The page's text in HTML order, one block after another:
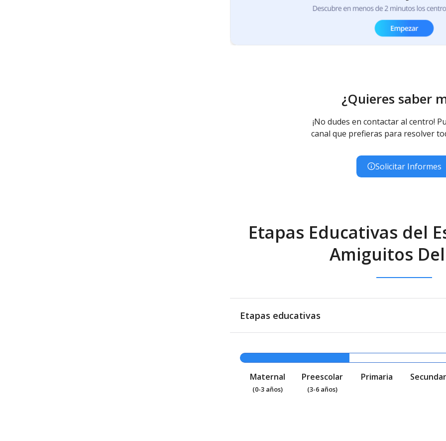
¿Quieres saber
¡No dudes en contactar al centro!
canal que prefieras para resolver
Solicitar Informes
Etapas Educativas del
Amiguitos
Etapas educativas
Maternal
(0-3 años)
Preescolar
(3-6 años)
Primaria